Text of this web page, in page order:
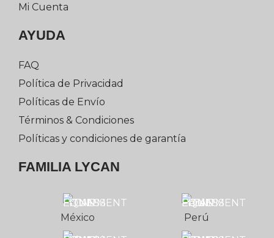
Mi Cuenta
AYUDA
FAQ
Política de Privacidad
Políticas de Envío
Términos & Condiciones
Políticas y condiciones de garantía
FAMILIA LYCAN
México Perú